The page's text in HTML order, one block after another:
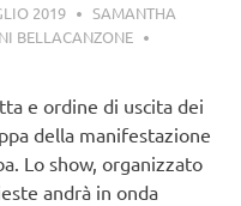
2019
SAMANTHA
BELLACANZONE
e ordine di uscita dei
della manifestazione
Lo show, organizzato
andrà in onda